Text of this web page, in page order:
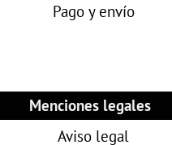
Pago y envío
Menciones legales
Aviso legal